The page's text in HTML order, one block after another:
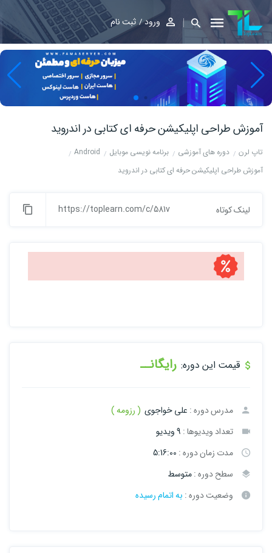
ورود ثبت نام
آموزش طراحی اپلیکیشن حرفه ای کتابی در اندروید
تاپ لرن دوره های آموزشی برنامه نویسی موبایل
Android
آموزش طراحی اپلیکیشن حرفه ای کتابی در اندروید
لینک کوتاه https://toplearn.com/c/581v
قیمت این دوره: رایگانــ
مدرس دوره : علی خواجوی ( رزومه )
تعداد ویدیوها : 9 ویدیو
مدت زمان دوره : 5:16:00
سطح دوره :متوسط
وضعیت دوره : به اتمام رسیده